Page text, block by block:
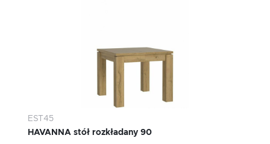
EST45
HAVANNA stół rozkładany 90